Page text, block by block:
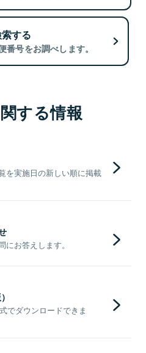
する
号をお調べします。
する情報
を実施日の新しい順に掲載
お答えします。
でダウンロードできま